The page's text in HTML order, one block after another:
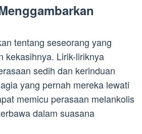
tentang seseorang yang
kekasihnya. Lirik-liriknya
sedih dan kerinduan
yang pernah mereka lewati
memicu perasaan melankolis
dalam suasana